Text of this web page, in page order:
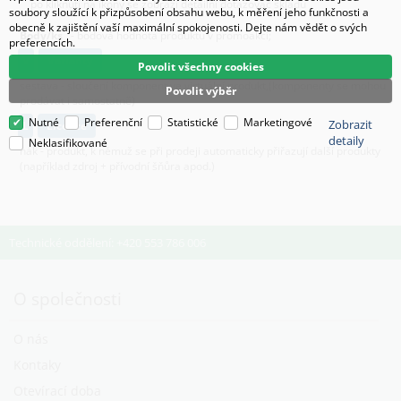
po kliknutí na ikony se zobrazí detailní dotazovač skladu
Body/ks - bodová hodnota produktu v promoakci;
sestava - sloučení komponent ve virtuální produkt,(komponenty se mohou
prodávat i samostatně)
L
licence
hák - produkt, k němuž se při prodeji automaticky přiřazují další produkty
soubory sloužící k přizpůsobení obsahu webu, k měření jeho funkčnosti a
obecně k zajištění vaší maximální spokojenosti. Dejte nám vědět o svých
preferencích.
Povolit výběr
Povolit všechny cookies
Nutné Preferenční Statistické
Marketingové
Neklasifikované
Zobrazit
detaily